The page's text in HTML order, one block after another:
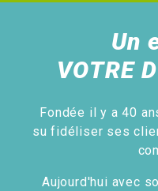
Un
VOTRE
Fondée il y a 40
su fidéliser ses
Aujourd'hui avec